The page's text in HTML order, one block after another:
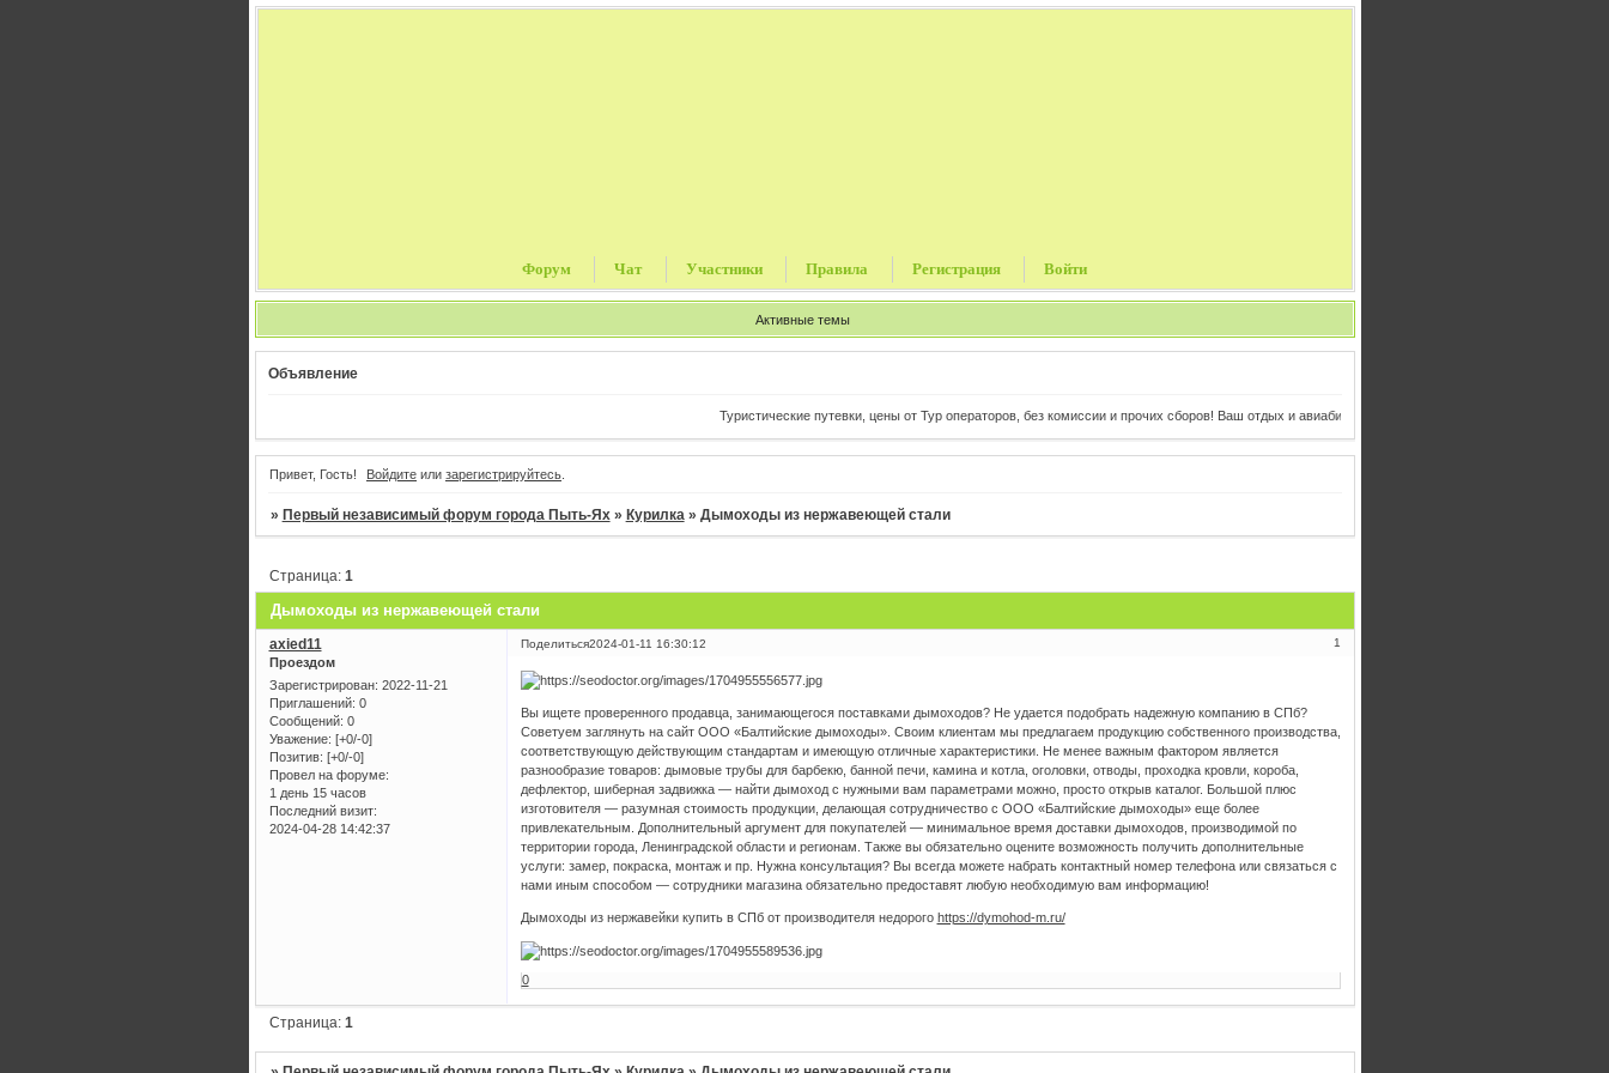
Форум Чат Участники Правила Регистрация Войти
Активные темы
Объявление
Туристические путевки, цены от Тур операторов, без комиссии и прочих сборов! Ваш отдых и авиабилеты в одном клике от Вас!
Привет, Гость! Войдите или зарегистрируйтесь
» Первый независимый форум города Пыть-Ях » Курилка » Дымоходы из нержавеющей стали
Дымоходы из нержавеющей стали
Страница: 1
Поделиться 1
2024-01-11 16:30:12
axied11
Проездом
Зарегистрирован: 2022-11-21
Приглашений: 0
Сообщений: 0
Уважение: [+0/-0]
Позитив: [+0/-0]
Провел на форуме:
1 день 15 часов
Последний визит:
2024-04-28 14:42:37
Вы ищете проверенного продавца, занимающегося поставками дымоходов? Не удается подобрать надежную компанию в СПб?
Советуем заглянуть на сайт ООО «Балтийские дымоходы». Своим клиентам мы предлагаем продукцию собственного производства,
соответствующую действующим стандартам и имеющую отличные характеристики. Не менее важным фактором является
разнообразие товаров: дымовые трубы для барбекю, банной печи, камина и котла, оголовки, отводы, проходка кровли, короба,
дефлектор, шиберная задвижка — найти дымоход с нужными вам параметрами можно, просто открыв каталог. Большой плюс
изготовителя — разумная стоимость продукции, делающая сотрудничество с ООО «Балтийские дымоходы» еще более
привлекательным. Дополнительный аргумент для покупателей — минимальное время доставки дымоходов, производимой по
территории города, Ленинградской области и регионам. Также вы обязательно оцените возможность получить дополнительные
услуги: замер, покраска, монтаж и пр. Нужна консультация? Вы всегда можете набрать контактный номер телефона или связаться с
нами иным способом — сотрудники магазина обязательно предоставят любую необходимую вам информацию!
Дымоходы из нержавейки купить в СПб от производителя недорого https://dymohod-m.ru/
0
Страница: 1